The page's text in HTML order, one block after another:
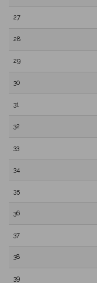
27
28
29
30
31
32
33
34
35
36
37
38
39